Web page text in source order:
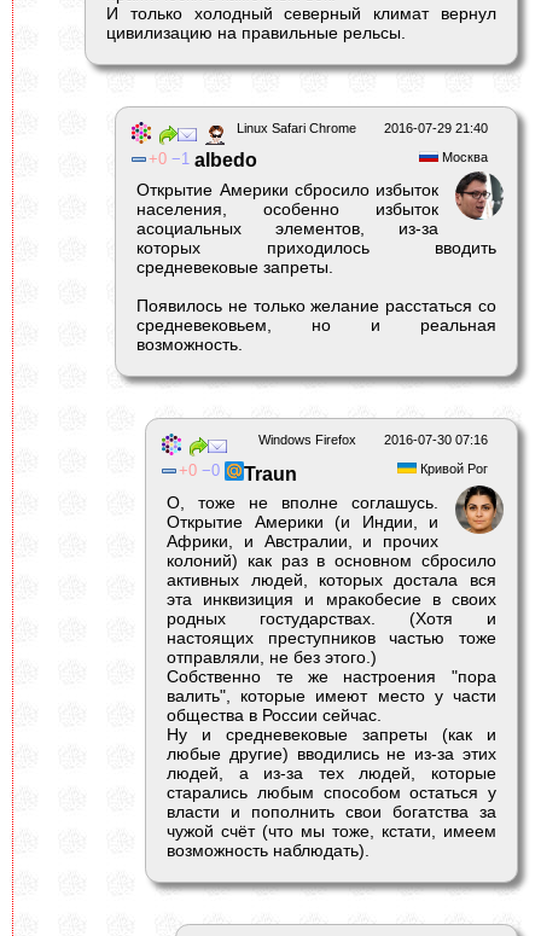
И только холодный северный климат вернул
цивилизацию на правильные рельсы.
2016-07-29 21:40
Linux Safari Chrome
Москва
0 1 albedо
Открытие Америки сбросило избыток
населения, особенно избыток
асоциальных элементов, из-за
которых приходилось вводить
средневековые запреты.
Появилось не только желание расстаться со
средневековьем, но и реальная
возможность.
2016-07-30 07:16
Windows Firefox
Кривой Рог
0 0 Traun
О, тоже не вполне соглашусь.
Открытие Америки (и Индии, и
Африки, и Австралии, и прочих
колоний) как раз в основном сбросило
активных людей, которых достала вся
эта инквизиция и мракобесие в своих
родных гостударствах. (Хотя и
настоящих преступников частью тоже
отправляли, не без этого.)
Собственно те же настроения "пора
валить", которые имеют место у части
общества в России сейчас.
Ну и средневековые запреты (как и
любые другие) вводились не из-за этих
людей, а из-за тех людей, которые
старались любым способом остаться у
власти и пополнить свои богатства за
чужой счёт (что мы тоже, кстати, имеем
возможность наблюдать).